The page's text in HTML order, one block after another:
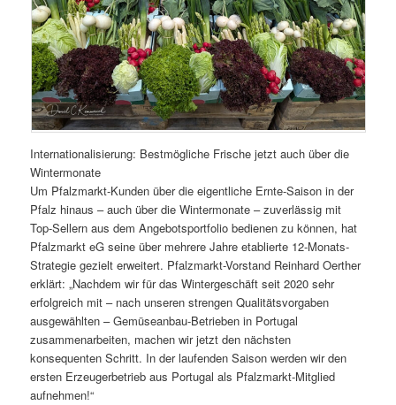
Internationalisierung: Bestmögliche Frische jetzt auch über die
Wintermonate
Um Pfalzmarkt-Kunden über die eigentliche Ernte-Saison in der
Pfalz hinaus – auch über die Wintermonate – zuverlässig mit
Top-Sellern aus dem Angebotsportfolio bedienen zu können, hat
Pfalzmarkt eG seine über mehrere Jahre etablierte 12-Monats-
Strategie gezielt erweitert. Pfalzmarkt-Vorstand Reinhard Oerther
erklärt: „Nachdem wir für das Wintergeschäft seit 2020 sehr
erfolgreich mit – nach unseren strengen Qualitätsvorgaben
ausgewählten – Gemüseanbau-Betrieben in Portugal
zusammenarbeiten, machen wir jetzt den nächsten
konsequenten Schritt. In der laufenden Saison werden wir den
ersten Erzeugerbetrieb aus Portugal als Pfalzmarkt-Mitglied
aufnehmen!“